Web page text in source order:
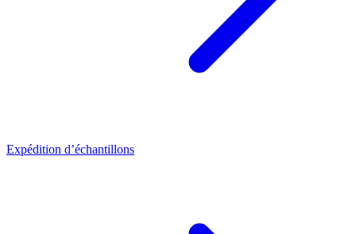
Expédition d’échantillons